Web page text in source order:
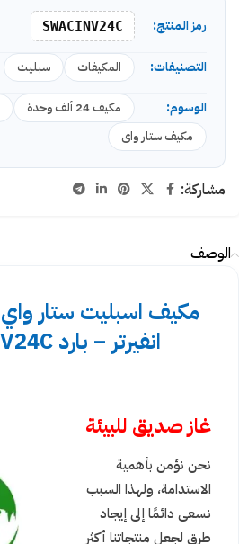
رمز المنتج: SWACINV24C
التصنيفات: المكيفات سبليت
الوسوم: مكيف 24 ألف وحدة
مكيف ستار واى
مشاركة:
الوصف
انفيرتر – بارد SWACINV24C
غاز صديق للبيئة
نحن نؤمن بأهمية
الاستدامة، ولهذا السبب
نسعى دائمًا إلى إيجاد
طرق لجعل منتجاتنا أكثر